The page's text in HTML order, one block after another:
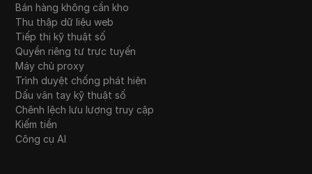
Bán hàng không cần kho
Thu thập dữ liệu web
Tiếp thị kỹ thuật số
Quyền riêng tư trực tuyến
Máy chủ proxy
Trình duyệt chống phát hiện
Dấu vân tay kỹ thuật số
Chênh lệch lưu lượng truy cập
Kiếm tiền
Công cụ AI